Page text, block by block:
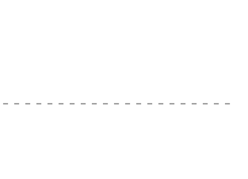
－－－－－－－－－－－－－－－－－－－－